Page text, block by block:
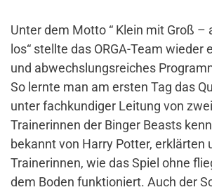
Unter dem Motto “ Klein mit Groß –
los“ stellte das ORGA-Team wieder
und abwechslungsreiches
So lernte man am ersten Tag das
unter fachkundiger Leitung von
Trainerinnen der Binger Beasts
bekannt von Harry Potter, erklärten
Trainerinnen, wie das Spiel ohne
dem Boden funktioniert. Auch der